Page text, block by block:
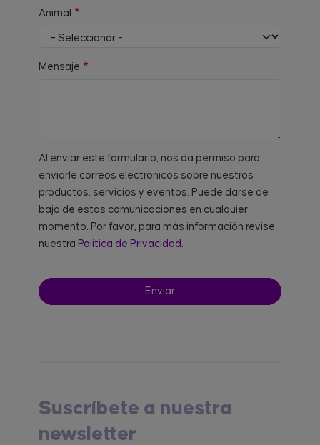
Animal
Mensaje
Al enviar este formulario, nos da permiso para
enviarle correos electrónicos sobre nuestros
productos, servicios y eventos. Puede darse de
baja de estas comunicaciones en cualquier
momento. Por favor, para más información revise
nuestra Política de Privacidad.
Suscríbete a nuestra
newsletter